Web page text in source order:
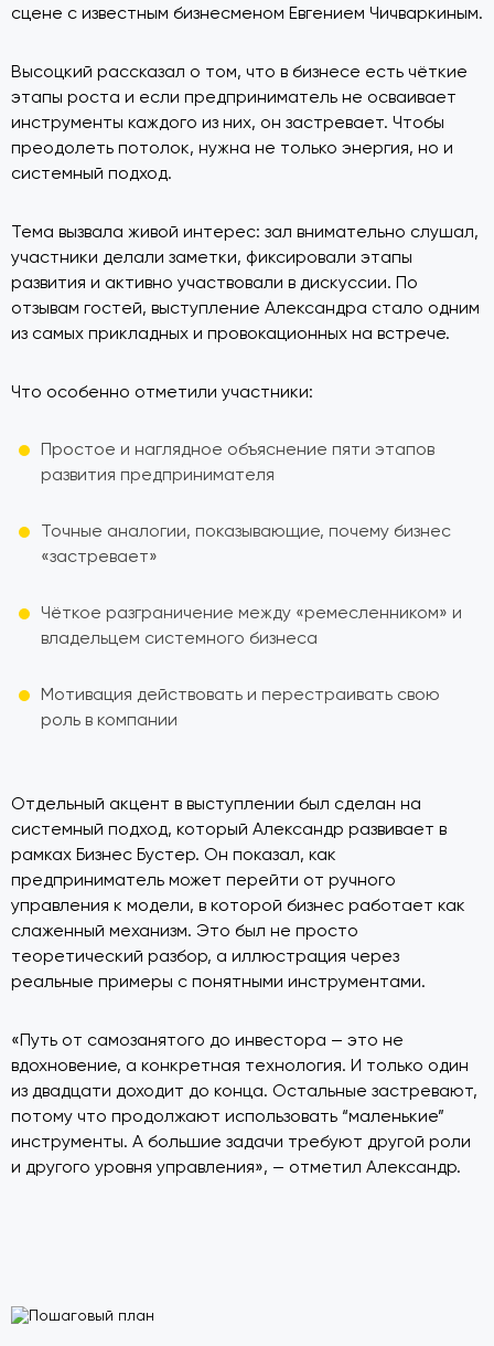
сцене с известным бизнесменом Евгением Чичваркиным.
Высоцкий рассказал о том, что в бизнесе есть чёткие
этапы роста и если предприниматель не осваивает
инструменты каждого из них, он застревает. Чтобы
преодолеть потолок, нужна не только энергия, но и
системный подход.
Тема вызвала живой интерес: зал внимательно слушал,
участники делали заметки, фиксировали этапы
развития и активно участвовали в дискуссии. По
отзывам гостей, выступление Александра стало одним
из самых прикладных и провокационных на встрече.
Что особенно отметили участники:
Простое и наглядное объяснение пяти этапов
развития предпринимателя
Точные аналогии, показывающие, почему бизнес
«застревает»
Чёткое разграничение между «ремесленником» и
владельцем системного бизнеса
Мотивация действовать и перестраивать свою
роль в компании
Отдельный акцент в выступлении был сделан на
системный подход, который Александр развивает в
рамках Бизнес Бустер. Он показал, как
предприниматель может перейти от ручного
управления к модели, в которой бизнес работает как
слаженный механизм. Это был не просто
теоретический разбор, а иллюстрация через
реальные примеры с понятными инструментами.
«Путь от самозанятого до инвестора — это не
вдохновение, а конкретная технология. И только один
из двадцати доходит до конца. Остальные застревают,
потому что продолжают использовать “маленькие”
инструменты. А большие задачи требуют другой роли
и другого уровня управления», — отметил Александр.